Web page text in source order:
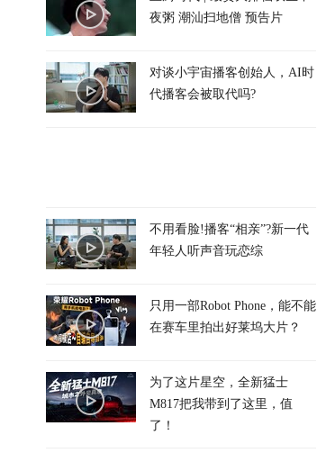
夜粥 潮汕扫地僧 预告片
对谈小宇宙播客创始人，AI时
代播客会被取代吗?
不用看脸!播客“相亲”?新一代
年轻人听声音玩恋综
只用一部Robot Phone，能不能
在赛车里拍出好莱坞大片？
为了这片星空，全新猛士
M817把我带到了这里，值
了！